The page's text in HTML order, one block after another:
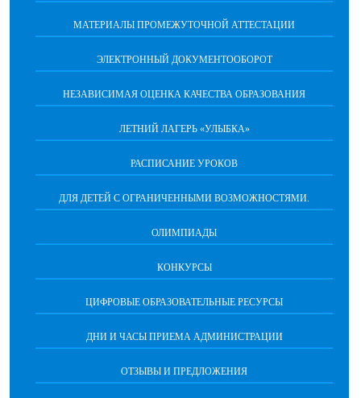
МАТЕРИАЛЫ ПРОМЕЖУТОЧНОЙ АТТЕСТАЦИИ
ЭЛЕКТРОННЫЙ ДОКУМЕНТООБОРОТ
НЕЗАВИСИМАЯ ОЦЕНКА КАЧЕСТВА ОБРАЗОВАНИЯ
ЛЕТНИЙ ЛАГЕРЬ «УЛЫБКА»
РАСПИСАНИЕ УРОКОВ
ДЛЯ ДЕТЕЙ С ОГРАНИЧЕННЫМИ ВОЗМОЖНОСТЯМИ.
ОЛИМПИАДЫ
КОНКУРСЫ
ЦИФРОВЫЕ ОБРАЗОВАТЕЛЬНЫЕ РЕСУРСЫ
ДНИ И ЧАСЫ ПРИЕМА АДМИНИСТРАЦИИ
ОТЗЫВЫ И ПРЕДЛОЖЕНИЯ